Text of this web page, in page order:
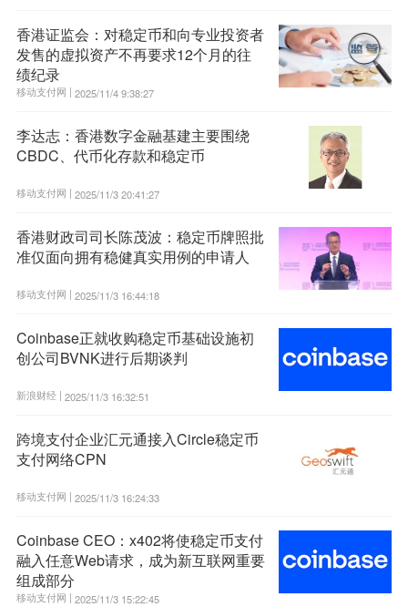
香港证监会：对稳定币和向专业投资者
发售的虚拟资产不再要求12个月的往
绩纪录
移动支付网 | 2025/11/4 9:38:27
李达志：香港数字金融基建主要围绕
CBDC、代币化存款和稳定币
移动支付网 | 2025/11/3 20:41:27
香港财政司司长陈茂波：稳定币牌照批
准仅面向拥有稳健真实用例的申请人
移动支付网 | 2025/11/3 16:44:18
Coinbase正就收购稳定币基础设施初
创公司BVNK进行后期谈判
新浪财经 | 2025/11/3 16:32:51
跨境支付企业汇元通接入Circle稳定币
支付网络CPN
移动支付网 | 2025/11/3 16:24:33
Coinbase CEO：x402将使稳定币支付
融入任意Web请求，成为新互联网重要
组成部分
移动支付网 | 2025/11/3 15:22:45